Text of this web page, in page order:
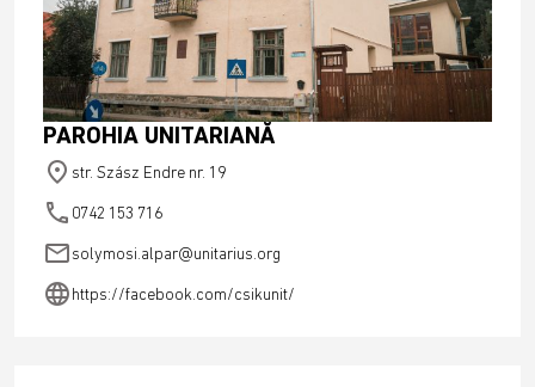
PAROHIA UNITARIANĂ
place str. Szász Endre nr. 19
phone 0742 153 716
emailsolymosi.alpar@unitarius.org
languagehttps://facebook.com/csikunit/